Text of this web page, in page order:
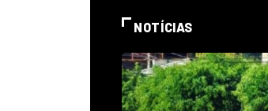
NOTÍCIAS